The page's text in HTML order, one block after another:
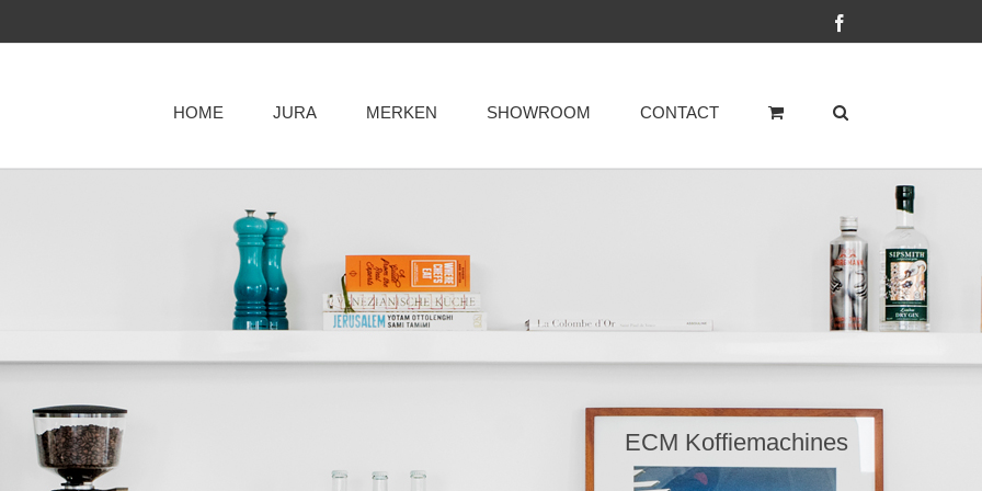
HOME JURA MERKEN SHOWROOM CONTACT
ECM Koffiemachines